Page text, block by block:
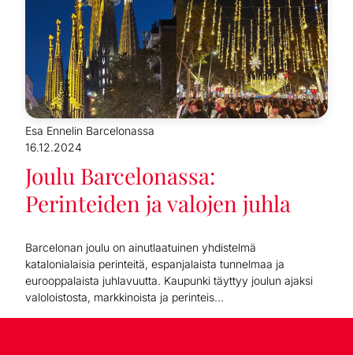
Esa Ennelin Barcelonassa
16.12.2024
Joulu Barcelonassa:
Perinteiden ja valojen juhla
Barcelonan joulu on ainutlaatuinen yhdistelmä
katalonialaisia perinteitä, espanjalaista tunnelmaa ja
eurooppalaista juhlavuutta. Kaupunki täyttyy joulun ajaksi
valoloistosta, markkinoista ja perinteis...